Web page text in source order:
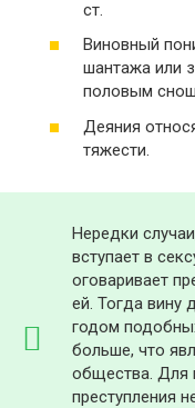
ст.
Виновный
шантажа или
половым
Деяния
тяжести.
Нередки
вступает в
оговаривает
ей. Тогда вину
годом
больше, что
общества. Для
преступления